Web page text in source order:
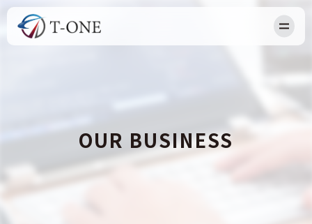
OUR BUSINESS
RECRUIT
OUR BUSINESS